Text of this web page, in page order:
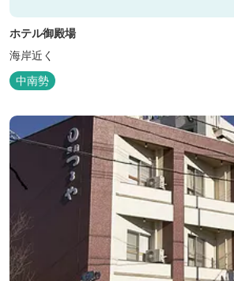
ホテル御殿場
海岸近く
中南勢